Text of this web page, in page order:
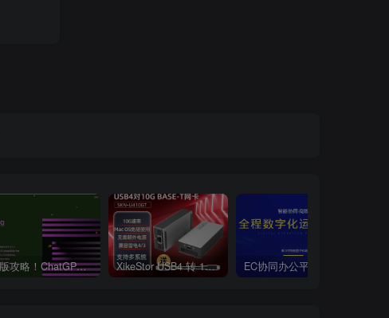
新版攻略！ChatGPT注册流程，超详细基础教程！【ChatGPT】 XikeStor USB4 转 10G BASE-T–SKN-U410GT